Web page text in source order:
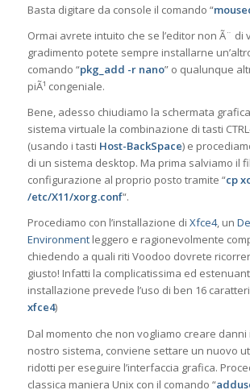
Basta digitare da console il comando “
Ormai avrete intuito che se l’editor non Ã¨ di
gradimento potete sempre installarne
comando “pkg_add -r nano” o qualunque
piÃ¹ congeniale.
Bene, adesso chiudiamo la schermata
sistema virtuale la combinazione di tasti CTRL-
(usando i tasti Host-BackSpace) e
di un sistema desktop. Ma prima salviamo il
configurazione al proprio posto tramite “cp
/etc/X11/xorg.conf“.
Procediamo con l’installazione di Xfce4, un
Environmentleggero e ragionevolmente
chiedendo a quali riti Voodoo dovrete
giusto! Infatti la complicatissima ed
installazione prevede l’uso di ben 16
xfce4)
Dal momento che non vogliamo creare
nostro sistema, conviene settare un nuovo
ridotti per eseguire l’interfaccia grafica.
classica maniera Unix con il comando “